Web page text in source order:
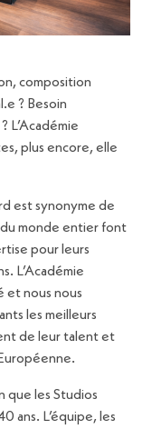
composition
? Besoin
L’Académie
plus encore, elle
est synonyme de
du monde entier font
pour leurs
L’Académie
et nous nous
les meilleurs
de leur talent et
que les Studios
ans. L’équipe, les